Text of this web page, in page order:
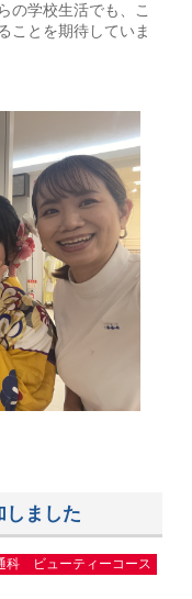
の学校生活でも、こ
ことを期待していま
しました
科 ビューティーコース